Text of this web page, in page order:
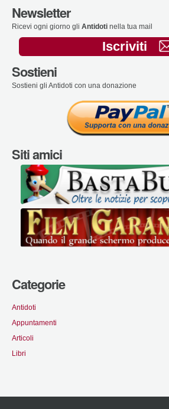
Newsletter
Ricevi ogni giorno gli Antidoti nella tua mail
Iscriviti
Sostieni
Sostieni gli Antidoti con una donazione
Siti amici
Categorie
Antidoti
Appuntamenti
Articoli
Libri